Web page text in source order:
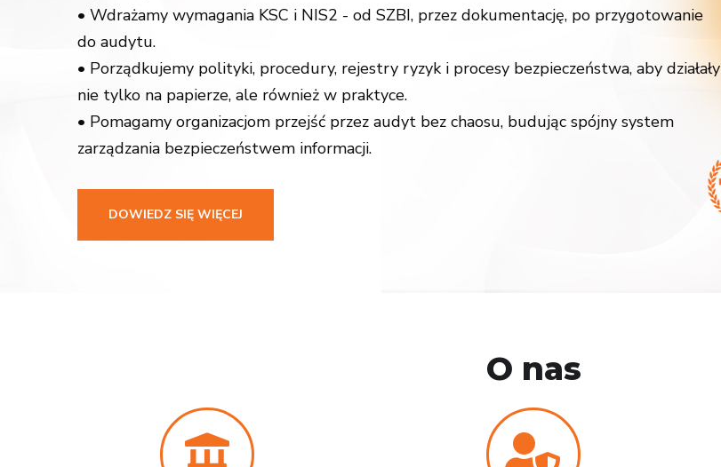
• Wdrażamy wymagania KSC i NIS2 - od SZBI, przez dokumentację, po przygotowanie
do audytu.
• Porządkujemy polityki, procedury, rejestry ryzyk i procesy bezpieczeństwa, aby działały
nie tylko na papierze, ale również w praktyce.
• Pomagamy organizacjom przejść przez audyt bez chaosu, budując spójny system
zarządzania bezpieczeństwem informacji.
DOWIEDZ SIĘ WIĘCEJ
O nas